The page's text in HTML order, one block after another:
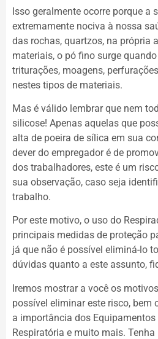
Isso geralmente ocorre porque a
extremamente nociva à nossa
das rochas, quartzos, na própria
materiais, o pó fino surge
triturações, moagens,
nestes tipos de materiais.
Mas é válido lembrar que nem
silicose! Apenas aquelas que
alta de poeira de sílica em sua
dever do empregador é de
dos trabalhadores, este é um
sua observação, caso seja
trabalho.
Por este motivo, o uso do
principais medidas de proteção
já que não é possível eliminá-lo
dúvidas quanto a este assunto,
Iremos mostrar a você os
possível eliminar este risco, bem
a importância dos Equipamentos
Respiratória e muito mais.